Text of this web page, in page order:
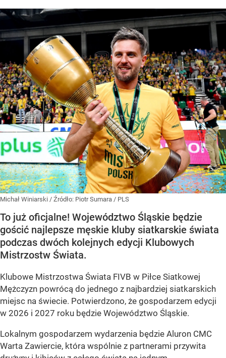
Michał Winiarski / Źródło: Piotr Sumara / PLS
To już oficjalne! Województwo Śląskie będzie
gościć najlepsze męskie kluby siatkarskie świata
podczas dwóch kolejnych edycji Klubowych
Mistrzostw Świata.
Klubowe Mistrzostwa Świata FIVB w Piłce Siatkowej
Mężczyzn powrócą do jednego z najbardziej siatkarskich
miejsc na świecie. Potwierdzono, że gospodarzem edycji
w 2026 i 2027 roku będzie Województwo Śląskie.
Lokalnym gospodarzem wydarzenia będzie Aluron CMC
Warta Zawiercie, która wspólnie z partnerami przywita